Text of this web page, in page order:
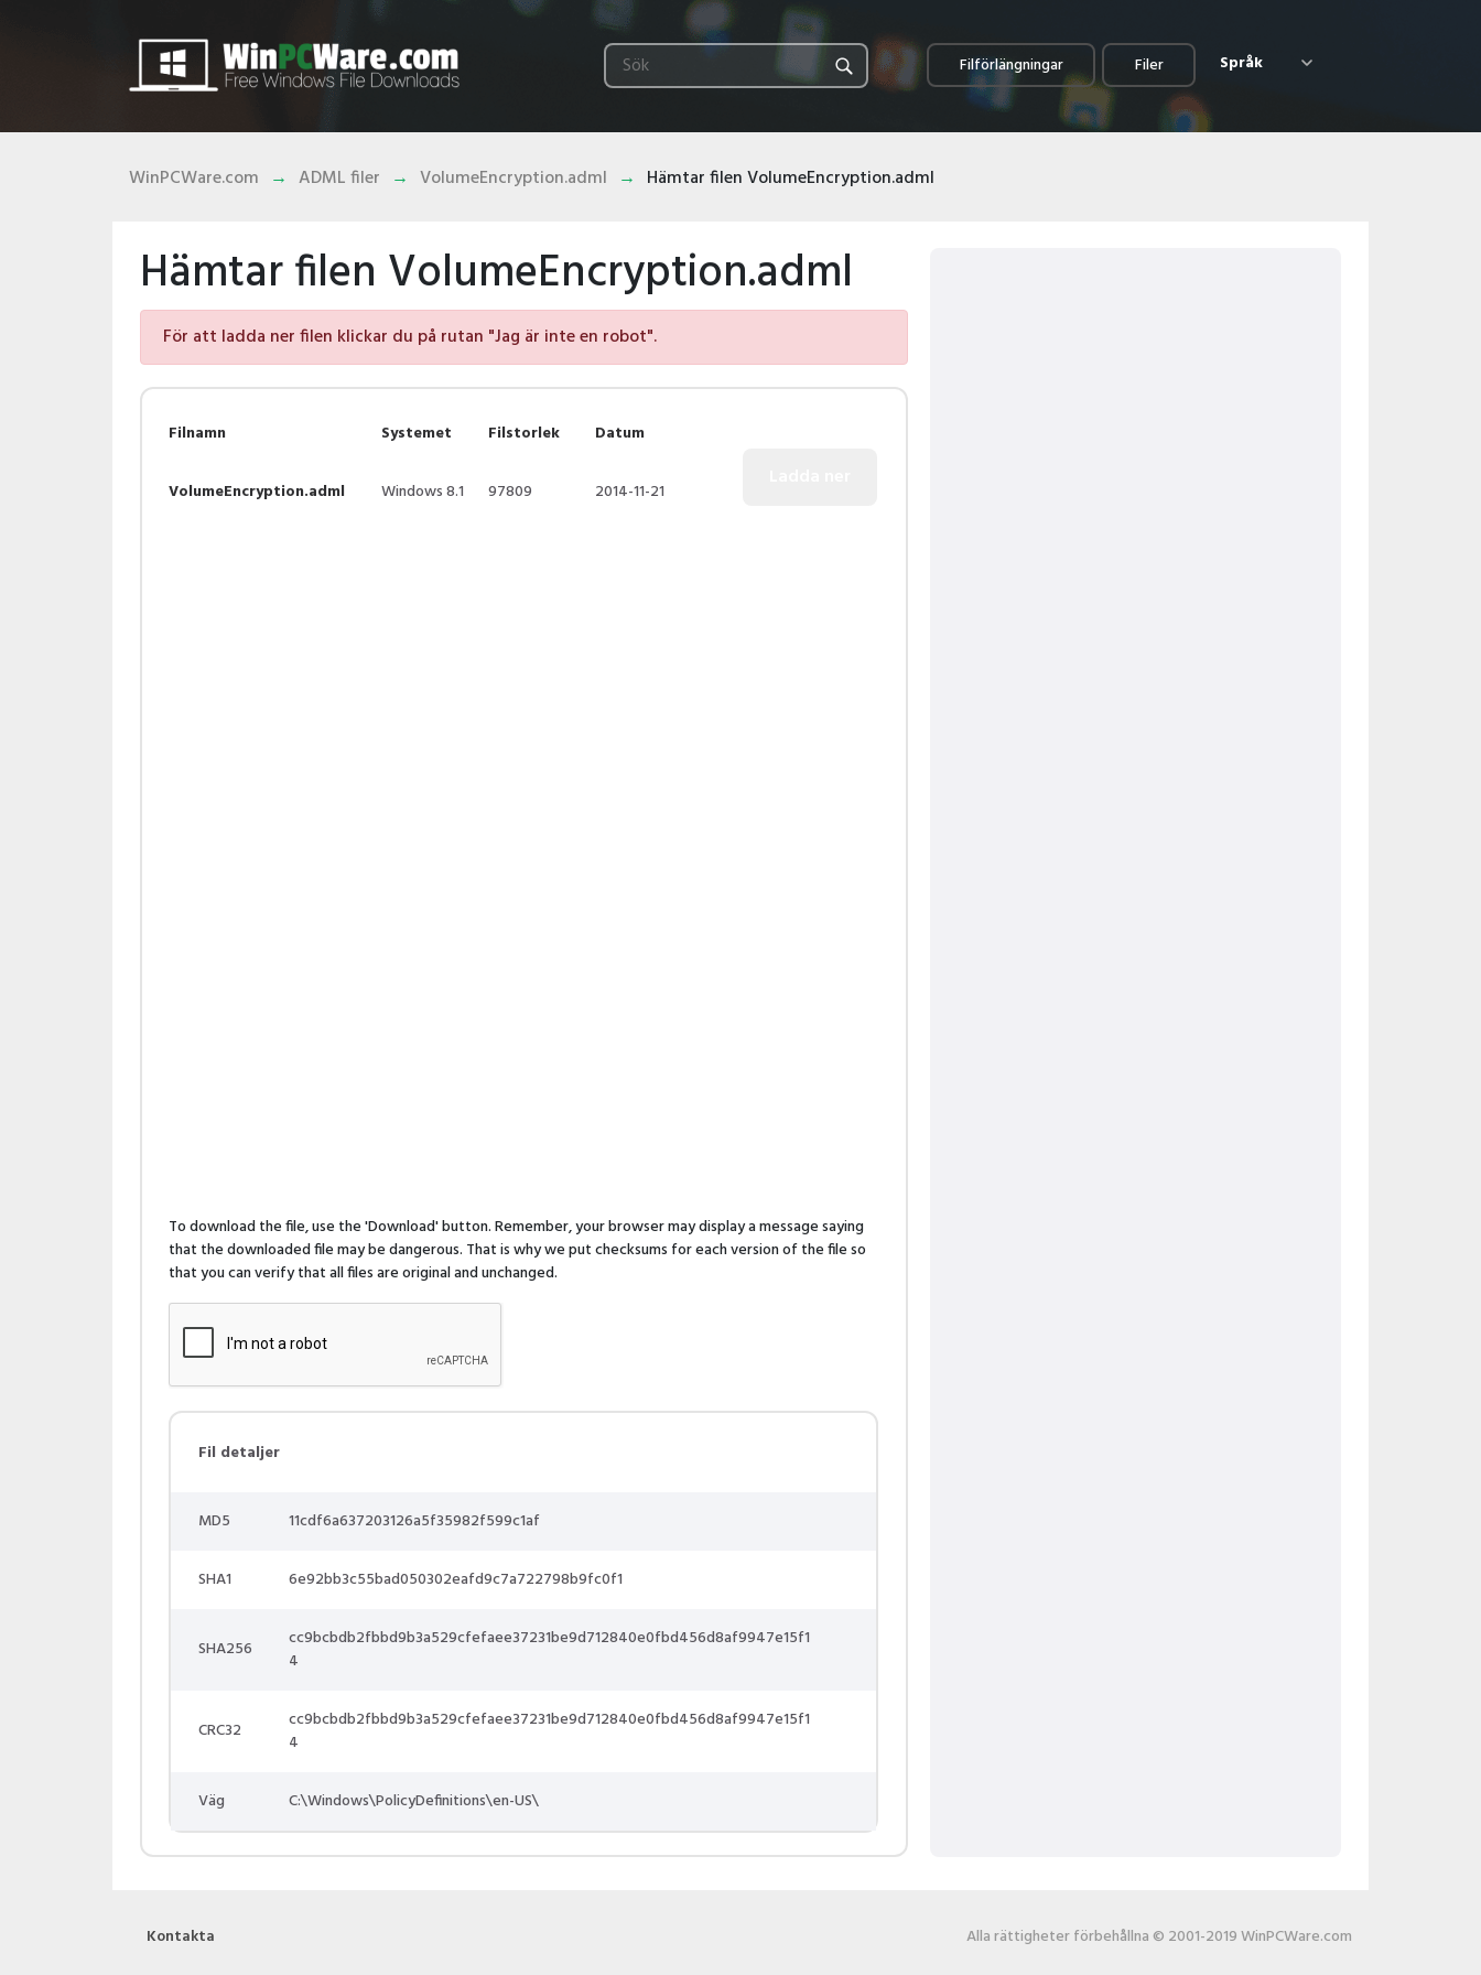
Filförlängningar Filer Språk
WinPCWare.com ADML filer VolumeEncryption.adml Hämtar filen VolumeEncryption.adml
Hämtar filen VolumeEncryption.adml
För att ladda ner filen klickar du på rutan "Jag är inte en robot".
Filnamn
VolumeEncryption.adml
Systemet
Windows 8.1
Filstorlek
97809
Datum
2014-11-21
To download the file, use the 'Download' button. Remember, your browser may display a message saying
that the downloaded file may be dangerous. That is why we put checksums for each version of the file so
that you can verify that all files are original and unchanged.
Fil detaljer
MD5 11cdf6a637203126a5f35982f599c1af
SHA1 6e92bb3c55bad050302eafd9c7a722798b9fc0f1
SHA256
cc9bcbdb2fbbd9b3a529cfefaee37231be9d712840e0fbd456d8af9947e15f1
4
CRC32
cc9bcbdb2fbbd9b3a529cfefaee37231be9d712840e0fbd456d8af9947e15f1
4
Väg C:\Windows\PolicyDefinitions\en-US\
Kontakta Alla rättigheter förbehållna © 2001-2019 WinPCWare.com